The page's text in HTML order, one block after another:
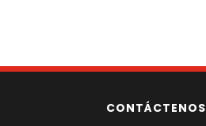
CONTÁCTENOS